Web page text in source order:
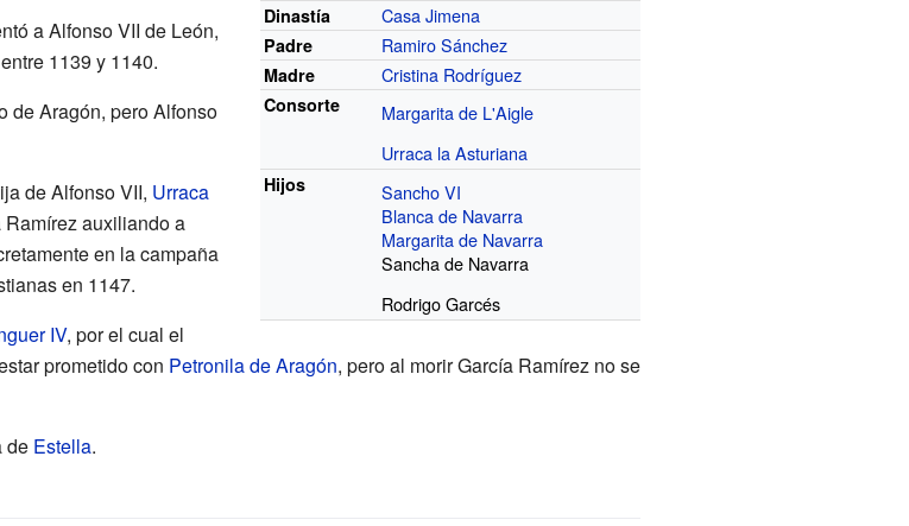
Dinastía
Casa Jimena
Padre Ramiro Sánchez
Madre Cristina Rodríguez
Consorte
Margarita de L'Aigle
Urraca la Asturiana
Hijos
Sancho VI
Blanca de Navarra
Margarita de Navarra
Sancha de Navarra
Rodrigo Garcés
a Alfonso VII de León,
1139 y 1140.
de Aragón, pero Alfonso
de Alfonso VII, Urraca
auxiliando a
en la campaña
en 1147.
IV, por el cual el
prometido con Petronila de Aragón, pero al morir García Ramírez no se
de Estella.